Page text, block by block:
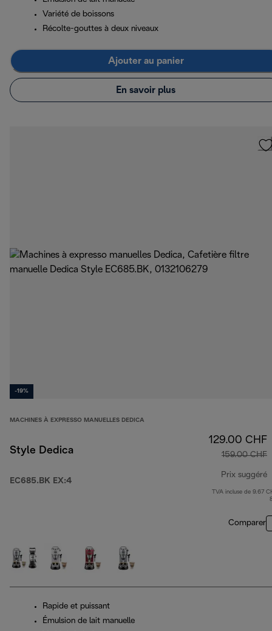
Variété de boissons
Récolte-gouttes à deux niveaux
Ajouter au panier
En savoir plus
-19%
MACHINES À EXPRESSO MANUELLES DEDICA
Style Dedica
EC685.BK EX:4
129.00 CHF
159.00 CHF
Prix suggéré
TVA incluse de 9.67
Comparer
Rapide et puissant
Émulsion de lait manuelle